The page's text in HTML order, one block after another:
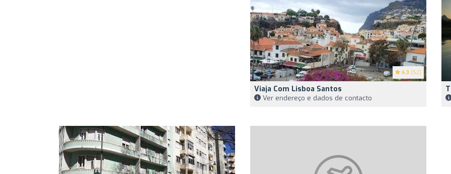
4.3 (52)
Viaja Com Lisboa Santos
Ver endereço e dados de contacto